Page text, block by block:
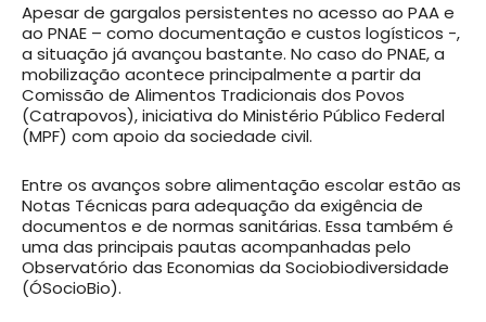
Apesar de gargalos persistentes no acesso ao PAA e
ao PNAE – como documentação e custos logísticos -,
a situação já avançou bastante. No caso do PNAE, a
mobilização acontece principalmente a partir da
Comissão de Alimentos Tradicionais dos Povos
(Catrapovos), iniciativa do Ministério Público Federal
(MPF) com apoio da sociedade civil.
Entre os avanços sobre alimentação escolar estão as
Notas Técnicas para adequação da exigência de
documentos e de normas sanitárias. Essa também é
uma das principais pautas acompanhadas pelo
Observatório das Economias da Sociobiodiversidade
(ÓSocioBio).